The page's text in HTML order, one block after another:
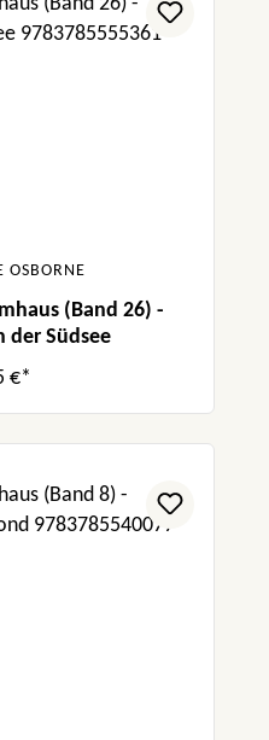
OSBORNE
(Band 26) -
der Südsee
€*